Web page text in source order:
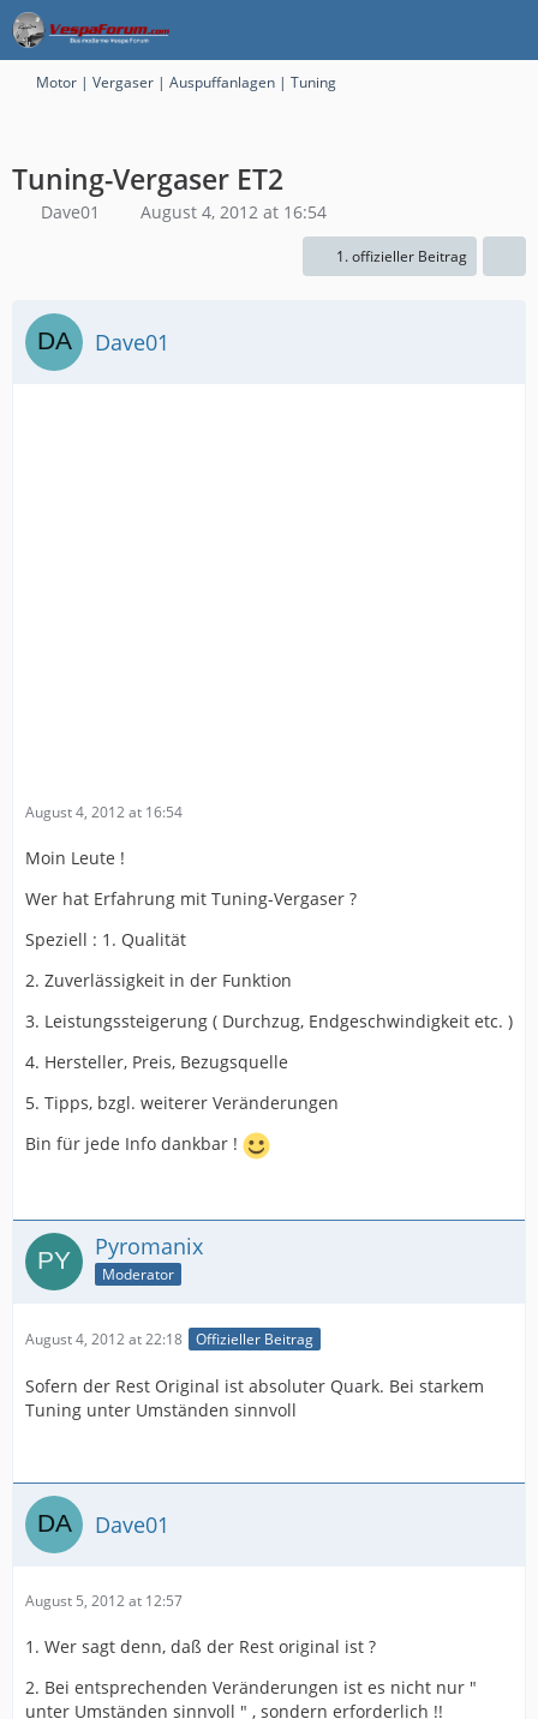
Motor | Vergaser | Auspuffanlagen | Tuning
Tuning-Vergaser ET2
Dave01 August 4, 2012 at 16:54
1. offizieller Beitrag
Dave01
August 4, 2012 at 16:54
Moin Leute !
Wer hat Erfahrung mit Tuning-Vergaser ?
Speziell : 1. Qualität
2. Zuverlässigkeit in der Funktion
3. Leistungssteigerung ( Durchzug, Endgeschwindigkeit etc. )
4. Hersteller, Preis, Bezugsquelle
5. Tipps, bzgl. weiterer Veränderungen
Bin für jede Info dankbar !
Pyromanix
Moderator
August 4, 2012 at 22:18 Offizieller Beitrag
Sofern der Rest Original ist absoluter Quark. Bei starkem
Tuning unter Umständen sinnvoll
Dave01
August 5, 2012 at 12:57
1. Wer sagt denn, daß der Rest original ist ?
2. Bei entsprechenden Veränderungen ist es nicht nur "
unter Umständen sinnvoll " , sondern erforderlich !!